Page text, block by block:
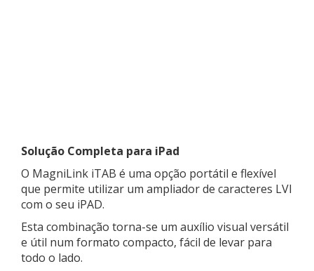
Solução Completa para iPad
O MagniLink iTAB é uma opção portátil e flexível
que permite utilizar um ampliador de caracteres LVI
com o seu iPAD.
Esta combinação torna-se um auxílio visual versátil
e útil num formato compacto, fácil de levar para
todo o lado.